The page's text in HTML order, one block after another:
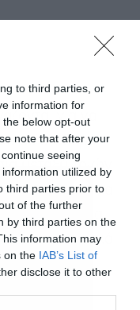
to third parties, or
information for
below opt-out
note that after your
seeing
utilized by
third parties prior to
of the further
by third parties on the
information may
on the IAB’s List of
disclose it to other
για να
με σταθερό
μεταξύ τριών
μπορεί να
με λιγότερα